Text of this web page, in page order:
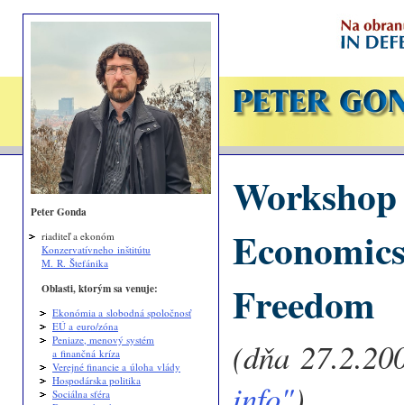
Peter Gonda
riaditeľ a ekonóm
Konzervatívneho inštitútu
M. R. Štefánika
Oblasti, ktorým sa venuje:
Ekonómia a slobodná spoločnosť
EÚ a euro/zóna
Peniaze, menový systém
a finančná kríza
Verejné financie a úloha vlády
Hospodárska politika
Sociálna sféra
Freedom
(dňa